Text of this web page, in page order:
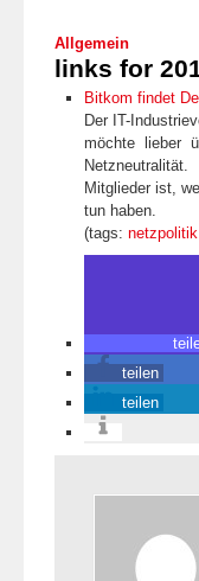
Allgemein
links for
Bitkom findet
Der IT-
möchte lieber
Mitglieder ist,
tun haben.
(tags: netzpolitik
teilen
teilen